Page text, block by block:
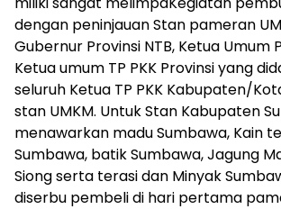
dengan peninjauan Stan pameran
Gubernur Provinsi NTB, Ketua Umum
Ketua umum TP PKK Provinsi yang
seluruh Ketua TP PKK Kabupaten/
stan UMKM. Untuk Stan Kabupaten
menawarkan madu Sumbawa, Kain
Sumbawa, batik Sumbawa, Jagung
Siong serta terasi dan Minyak
diserbu pembeli di hari pertama